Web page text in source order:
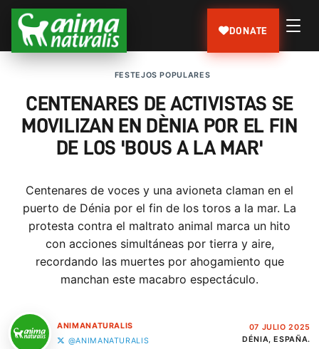
DONATE
FESTEJOS POPULARES
CENTENARES DE ACTIVISTAS SE
MOVILIZAN EN DÈNIA POR EL FIN
DE LOS 'BOUS A LA MAR'
Centenares de voces y una avioneta claman en el
puerto de Dénia por el fin de los toros a la mar. La
protesta contra el maltrato animal marca un hito
con acciones simultáneas por tierra y aire,
recordando las muertes por ahogamiento que
manchan este macabro espectáculo.
ANIMANATURALIS
@ANIMANATURALIS
07 JULIO 2025
DÉNIA, ESPAÑA.